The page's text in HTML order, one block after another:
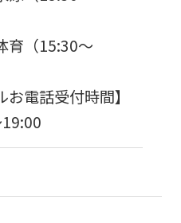
育（15:30〜
お電話受付時間】